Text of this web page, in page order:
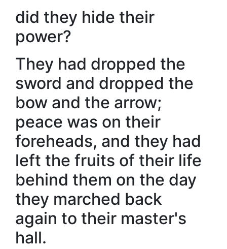
did they hide their
power?
They had dropped the
sword and dropped the
bow and the arrow;
peace was on their
foreheads, and they had
left the fruits of their life
behind them on the day
they marched back
again to their master's
hall.